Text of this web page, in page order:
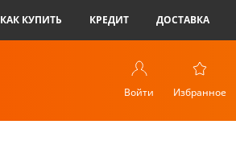
КАК КУПИТЬ КРЕДИТ ДОСТАВКА
Войти
Избранное